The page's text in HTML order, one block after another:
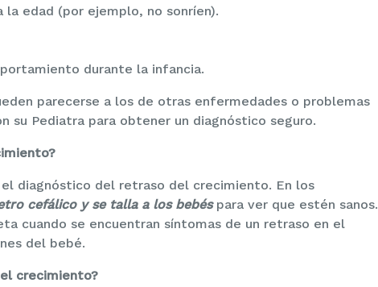
edad (por ejemplo, no sonríen).
durante la infancia.
parecerse a los de otras enfermedades o problemas
su Pediatra para obtener un diagnóstico seguro.
diagnóstico del retraso del crecimiento. En los
cefálico y se talla a los bebéspara ver que estén sanos.
cuando se encuentran síntomas de un retraso en el
del bebé.
crecimiento?